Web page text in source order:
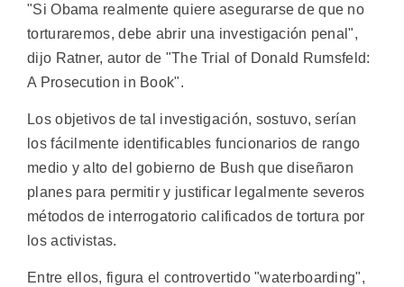
"Si Obama realmente quiere asegurarse de que no
torturaremos, debe abrir una investigación penal",
dijo Ratner, autor de "The Trial of Donald Rumsfeld:
A Prosecution in Book".
Los objetivos de tal investigación, sostuvo, serían
los fácilmente identificables funcionarios de rango
medio y alto del gobierno de Bush que diseñaron
planes para permitir y justificar legalmente severos
métodos de interrogatorio calificados de tortura por
los activistas.
Entre ellos, figura el controvertido "waterboarding",